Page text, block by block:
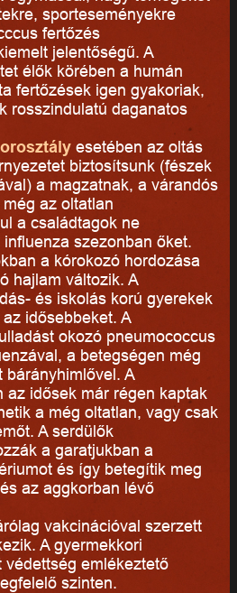
sporteseményekre
fertőzés
jelentőségű. A
élők körében a humán
fertőzések igen gyakoriak,
rosszindulatú daganatos
esetében az oltás
biztosítsunk (fészek
a magzatnak, a várandós
az oltatlan
a családtagok ne
szezonban őket.
a kórokozó hordozása
hajlam változik. A
és iskolás korú gyerekek
idősebbeket. A
okozó pneumococcus
a betegségen még
bárányhimlővel. A
az idősek már régen kaptak
a még oltatlan, vagy csak
A serdülők
a garatjukban a
és így betegítik meg
az aggkorban lévő
vakcinációval szerzett
A gyermekkori
emlékeztető
szinten.